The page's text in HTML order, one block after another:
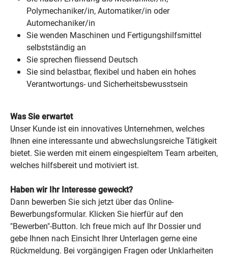
Polymechaniker/in, Automatiker/in oder
Automechaniker/in
Sie wenden Maschinen und Fertigungshilfsmittel
selbstständig an
Sie sprechen fliessend Deutsch
Sie sind belastbar, flexibel und haben ein hohes
Verantwortungs- und Sicherheitsbewusstsein
Was Sie erwartet
Unser Kunde ist ein innovatives Unternehmen, welches
Ihnen eine interessante und abwechslungsreiche Tätigkeit
bietet. Sie werden mit einem eingespieltem Team arbeiten,
welches hilfsbereit und motiviert ist.
Haben wir Ihr Interesse geweckt?
Dann bewerben Sie sich jetzt über das Online-
Bewerbungsformular. Klicken Sie hierfür auf den
"Bewerben"-Button. Ich freue mich auf Ihr Dossier und
gebe Ihnen nach Einsicht Ihrer Unterlagen gerne eine
Rückmeldung. Bei vorgängigen Fragen oder Unklarheiten